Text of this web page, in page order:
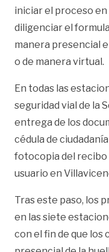
iniciar el proceso en
diligenciar el
manera presencial
o de manera virtual.
En todas las
seguridad vial de la
entrega de los
cédula de
fotocopia del recibo
usuario en
Tras este paso, los
en las siete
con el fin de que los